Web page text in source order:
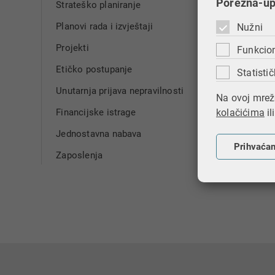
Strateško planiranje
Planovi rada i izvještaji
Projekti
Etičko postupanje
Unutarnja prijava nepravilnosti
Financijske istrage
Jednostavna nabava
Zaposlenja
Porezna-
Nužni
Na ovoj
kolačićima